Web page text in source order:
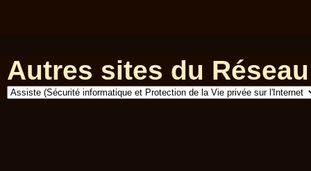
Autres sites du